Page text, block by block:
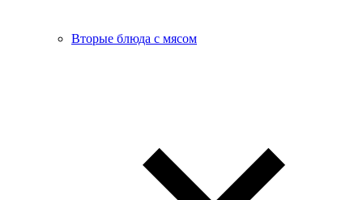
Вторые блюда с мясом